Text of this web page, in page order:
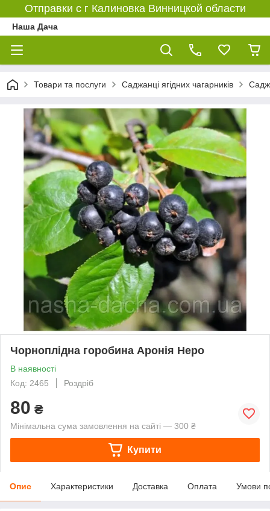
Отправки с г Калиновка Винницкой области
Наша Дача
Товари та послуги Саджанці ягідних чагарників
Чорноплідна горобина Аронія Неро
В наявності
Код: 2465
Роздріб
80 ₴
Мінімальна сума замовлення на сайті — 300 ₴
Купити
Опис Характеристики Доставка Оплата Умови